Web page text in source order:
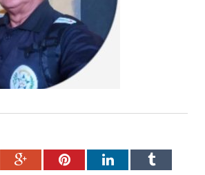
Google+PinterestLinkedInTumblr